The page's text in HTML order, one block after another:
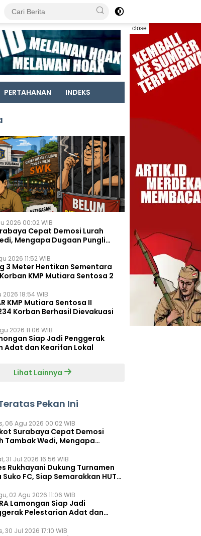
close
PERTAHANAN INDEKS
2026 00:02 WIB
Cepat Demosi Lurah
Mengapa Dugaan Pungli
2026 11:52 WIB
3 Meter Hentikan Sementara
KMP Mutiara Sentosa 2
2026 18:54 WIB
KMP Mutiara Sentosa II
Korban Berhasil Dievakuasi
2026 11:06 WIB
Siap Jadi Penggerak
Adat dan Kearifan Lokal
Lihat Lainnya
Pekan Ini
06 Agu 2026 00:02 WIB
Surabaya Cepat Demosi
Tambak Wedi, Mengapa
31 Jul 2026 16:56 WIB
Rukhayani Dukung Turnamen
Suko FC, Siap Semarakkan HUT
02 Agu 2026 11:06 WIB
Lamongan Siap Jadi
Pelestarian Adat dan
30 Jul 2026 17:10 WIB